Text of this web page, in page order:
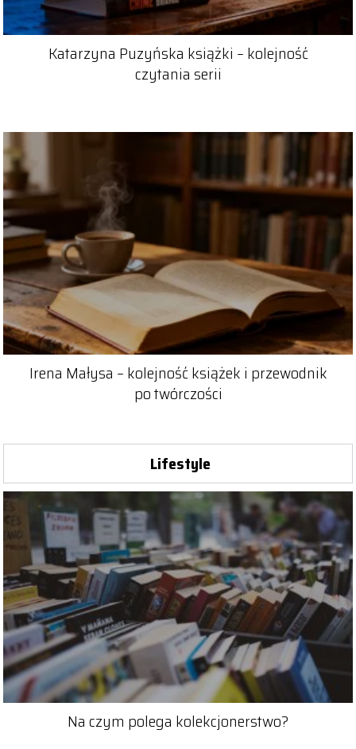
Katarzyna Puzyńska książki – kolejność
czytania serii
Irena Małysa – kolejność książek i przewodnik
po twórczości
Lifestyle
Na czym polega kolekcjonerstwo?